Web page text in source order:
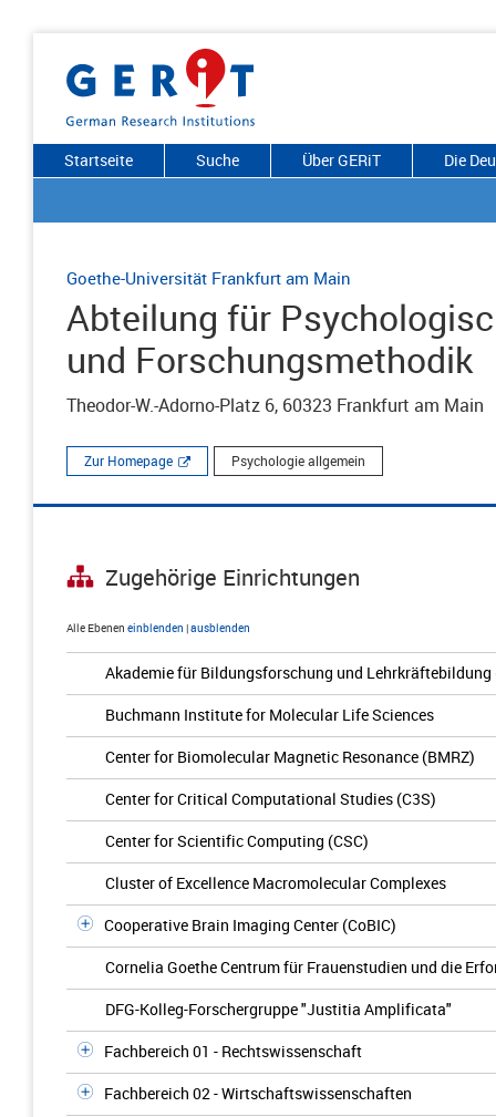
Startseite Suche Über GERiT Die
Goethe-Universität Frankfurt am Main
Abteilung für
und Forschungsmethodik
Theodor-W.-Adorno-Platz 6, 60323 Frankfurt am Main
Zur Homepage Psychologie allgemein
Zugehörige Einrichtungen
Alle Ebenen einblenden |ausblenden
Akademie für Bildungsforschung und Lehrkräftebildung
Buchmann Institute for Molecular Life Sciences
Center for Biomolecular Magnetic Resonance (BMRZ)
Center for Critical Computational Studies (C3S)
Center for Scientific Computing (CSC)
Cluster of Excellence Macromolecular Complexes
Cooperative Brain Imaging Center (CoBIC)
Cornelia Goethe Centrum für Frauenstudien und die
DFG-Kolleg-Forschergruppe "Justitia Amplificata"
Fachbereich 01 - Rechtswissenschaft
Fachbereich 02 - Wirtschaftswissenschaften